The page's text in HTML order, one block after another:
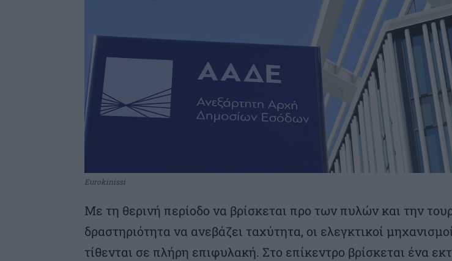
Eurokinissi
Με τη θερινή περίοδο να βρίσκεται προ των πυλών και την
δραστηριότητα να ανεβάζει ταχύτητα, οι ελεγκτικοί
τίθενται σε πλήρη επιφυλακή. Στο επίκεντρο βρίσκεται ένα